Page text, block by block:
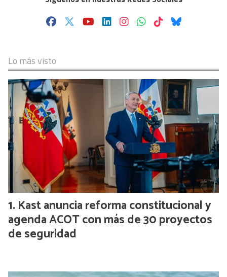
Lo más visto
Kast anuncia reforma constitucional y
agenda ACOT con más de 30 proyectos
de seguridad